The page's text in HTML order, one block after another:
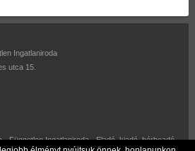
Ingatlaniroda
utca 15.
Független Ingatlaniroda - Eladó, kiadó, bérbeadó